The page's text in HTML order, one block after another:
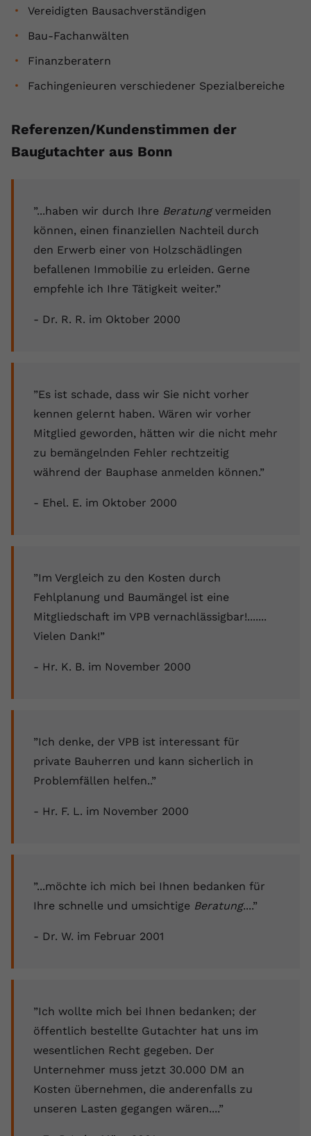
Vereidigten Bausachverständigen
Bau-Fachanwälten
Finanzberatern
Fachingenieuren verschiedener Spezialbereiche
Referenzen/Kundenstimmen der
Baugutachter aus Bonn
”...haben wir durch Ihre Beratungvermeiden
können, einen finanziellen Nachteil durch
den Erwerb einer von Holzschädlingen
befallenen Immobilie zu erleiden. Gerne
empfehle ich Ihre Tätigkeit weiter.”
- Dr. R. R. im Oktober 2000
”Es ist schade, dass wir Sie nicht vorher
kennen gelernt haben. Wären wir vorher
Mitglied geworden, hätten wir die nicht mehr
zu bemängelnden Fehler rechtzeitig
während der Bauphase anmelden können.”
- Ehel. E. im Oktober 2000
”Im Vergleich zu den Kosten durch
Fehlplanung und Baumängel ist eine
Mitgliedschaft im VPB vernachlässigbar!.......
Vielen Dank!”
- Hr. K. B. im November 2000
”Ich denke, der VPB ist interessant für
private Bauherren und kann sicherlich in
Problemfällen helfen..”
- Hr. F. L. im November 2000
”...möchte ich mich bei Ihnen bedanken für
Ihre schnelle und umsichtige Beratung....”
- Dr. W. im Februar 2001
”Ich wollte mich bei Ihnen bedanken; der
öffentlich bestellte Gutachter hat uns im
wesentlichen Recht gegeben. Der
Unternehmer muss jetzt 30.000 DM an
Kosten übernehmen, die anderenfalls zu
unseren Lasten gegangen wären....”